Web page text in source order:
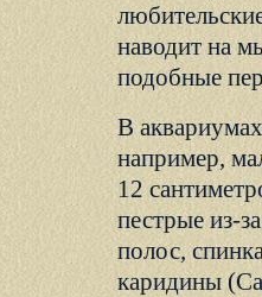
наводит на
подобные
В
например,
12
пестрые из-
полос,
каридины